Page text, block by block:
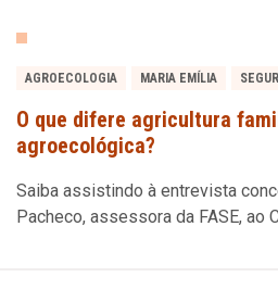
AGROECOLOGIA MARIA EMÍLIA
O que difere agricultura
agroecológica?
Saiba assistindo à entrevista
Pacheco, assessora da FASE, ao